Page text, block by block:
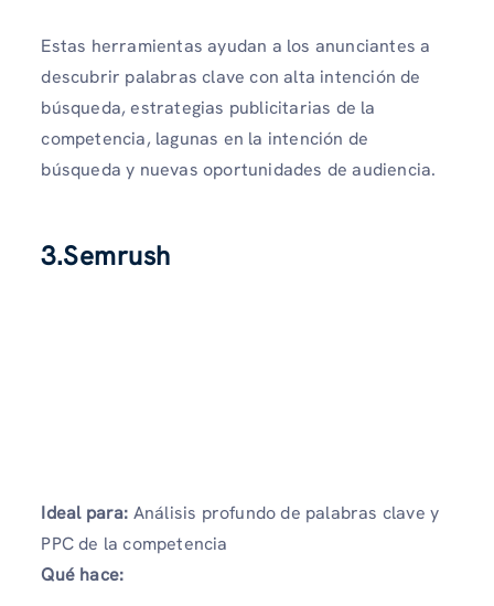
Estas herramientas ayudan a los anunciantes a
descubrir palabras clave con alta intención de
búsqueda, estrategias publicitarias de la
competencia, lagunas en la intención de
búsqueda y nuevas oportunidades de audiencia.
3.Semrush
Ideal para: Análisis profundo de palabras clave y
PPC de la competencia
Qué hace: